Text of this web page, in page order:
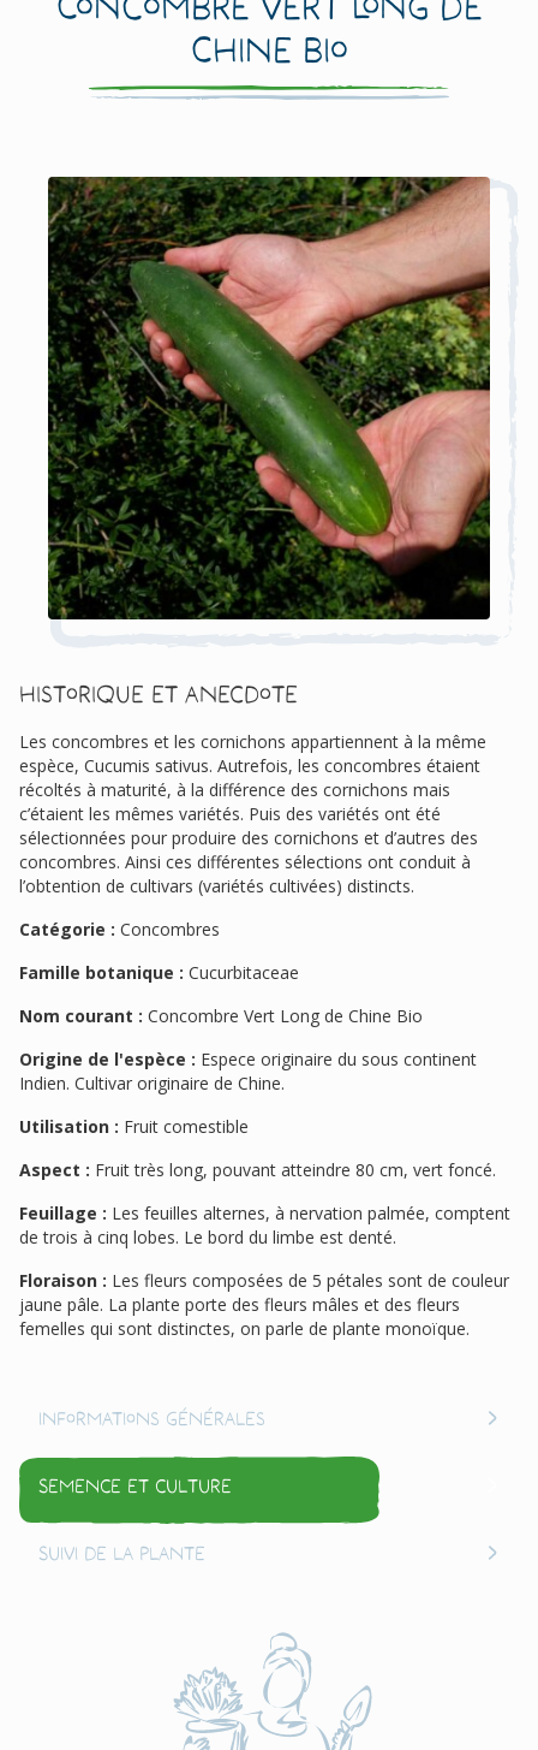
Chine Bio
Historique et anecdote
Les concombres et les cornichons appartiennent à la même
espèce, Cucumis sativus. Autrefois, les concombres étaient
récoltés à maturité, à la différence des cornichons mais
c’étaient les mêmes variétés. Puis des variétés ont été
sélectionnées pour produire des cornichons et d’autres des
concombres. Ainsi ces différentes sélections ont conduit à
l’obtention de cultivars (variétés cultivées) distincts.
Catégorie : Concombres
Famille botanique : Cucurbitaceae
Nom courant : Concombre Vert Long de Chine Bio
Origine de l'espèce : Espece originaire du sous continent
Indien. Cultivar originaire de Chine.
Utilisation : Fruit comestible
Aspect : Fruit très long, pouvant atteindre 80 cm, vert foncé.
Feuillage : Les feuilles alternes, à nervation palmée, comptent
de trois à cinq lobes. Le bord du limbe est denté.
Floraison : Les fleurs composées de 5 pétales sont de couleur
jaune pâle. La plante porte des fleurs mâles et des fleurs
femelles qui sont distinctes, on parle de plante monoïque.
Informations générales
Semence et culture
Suivi de la plante